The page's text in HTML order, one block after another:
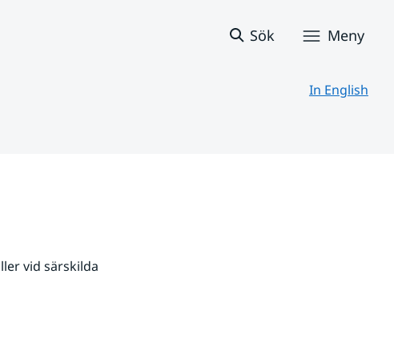
Sök Meny
In English
vid särskilda